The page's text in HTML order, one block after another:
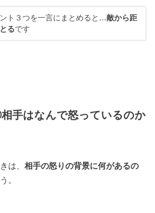
ト３つを一言にまとめると…敵から距
るです
手はなんで怒っているのか
は、相手の怒りの背景に何があるの
。